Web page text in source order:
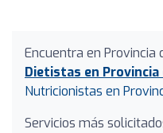
Encuentra en Provincia
Dietistas en Provincia
Nutricionistas en
Servicios más